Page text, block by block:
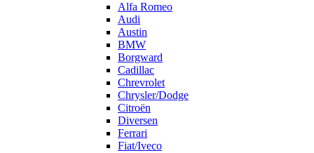
Alfa Romeo
Audi
Austin
BMW
Borgward
Cadillac
Chrevrolet
Chrysler/Dodge
Citroën
Diversen
Ferrari
Fiat/Iveco